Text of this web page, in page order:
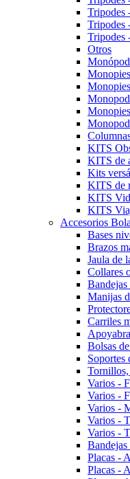
Otros
KITS
KITS de
Kits
KITS de
KITS
KITS
Accesorios
Bases
Brazos
Jaula de
Collares
Manijas
Carriles
Bolsas
Soportes
Tornillos,
Varios -
Varios -
Varios -
Varios -
Varios -
Placas -
Placas -